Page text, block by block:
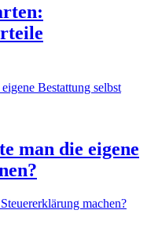
man die eigene